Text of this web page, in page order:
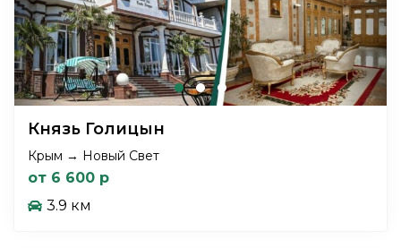
Князь Голицын
Крым → Новый Свет
от 6 600 р
3.9 км